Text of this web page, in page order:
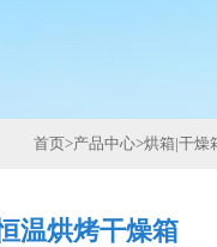
首页>产品中心>烘箱|干燥
温烘烤干燥箱